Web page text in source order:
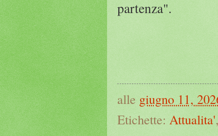
partenza".
alle giugno 11,
Etichette: Attualita'